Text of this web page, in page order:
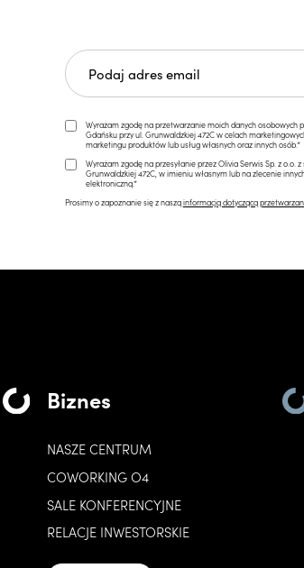
Wyrażam zgodę na przetwarzanie moich danych osobowych
Gdańsku przy ul. Grunwaldzkiej 472C w celach
marketingu produktów lub usług własnych oraz innych osób.*
Wyrażam zgodę na przesyłanie przez Olivia Serwis Sp. z o.o.
Grunwaldzkiej 472C, w imieniu własnym lub na zlecenie
elektroniczną.*
Prosimy o zapoznanie się z nasząinformacją dotyczącą
Biznes
NASZE CENTRUM
COWORKING O4
SALE KONFERENCYJNE
RELACJE INWESTORSKIE